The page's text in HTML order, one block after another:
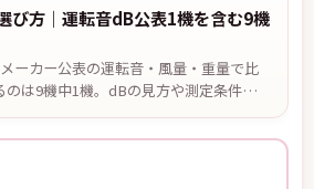
び方｜運転音dB公表1機を含む9機
ーカー公表の運転音・風量・重量で比
のは9機中1機。dBの見方や測定条件の